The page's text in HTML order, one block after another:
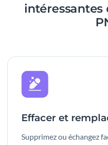
intéressantes
Effacer et
Supprimez ou échangez